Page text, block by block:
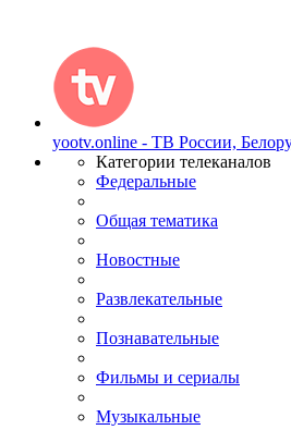
yootv.online - ТВ России,
Категории телеканалов
Федеральные
Общая тематика
Новостные
Развлекательные
Познавательные
Фильмы и сериалы
Музыкальные